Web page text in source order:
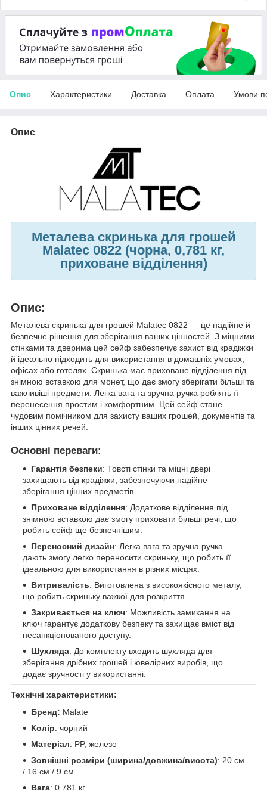
Опис Характеристики Доставка Оплата Умови
Опис
Металева скринька для грошей
Malatec 0822 (чорна, 0,781 кг,
приховане відділення)
Опис:
Металева скринька для грошей Malatec 0822 — це надійне й
безпечне рішення для зберігання ваших цінностей. З міцними
стінками та дверима цей сейф забезпечує захист від крадіжки
й ідеально підходить для використання в домашніх умовах,
офісах або готелях. Скринька має приховане відділення під
знімною вставкою для монет, що дає змогу зберігати більші та
важливіші предмети. Легка вага та зручна ручка роблять її
перенесення простим і комфортним. Цей сейф стане
чудовим помічником для захисту ваших грошей, документів та
інших цінних речей.
Основні переваги:
Гарантія безпеки: Товсті стінки та міцні двері
захищають від крадіжки, забезпечуючи надійне
зберігання цінних предметів.
Приховане відділення: Додаткове відділення під
знімною вставкою дає змогу приховати більші речі, що
робить сейф ще безпечнішим.
Переносний дизайн: Легка вага та зручна ручка
дають змогу легко переносити скриньку, що робить її
ідеальною для використання в різних місцях.
Витривалість: Виготовлена з високоякісного металу,
що робить скриньку важкої для розкриття.
Закривається на ключ: Можливість замикання на
ключ гарантує додаткову безпеку та захищає вміст від
несанкціонованого доступу.
Шухляда: До комплекту входить шухляда для
зберігання дрібних грошей і ювелірних виробів, що
додає зручності у використанні.
Технічні характеристики:
Бренд: Malate
Колір: чорний
Матеріал: PP, железо
Зовнішні розміри (ширина/довжина/висота): 20 см
/ 16 см / 9 см
Вага: 0,781 кг